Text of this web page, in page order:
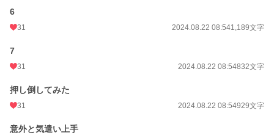
6
31 2024.08.22 08:541,189文字
7
31 2024.08.22 08:54832文字
押し倒してみた
31 2024.08.22 08:54929文字
意外と気遣い上手